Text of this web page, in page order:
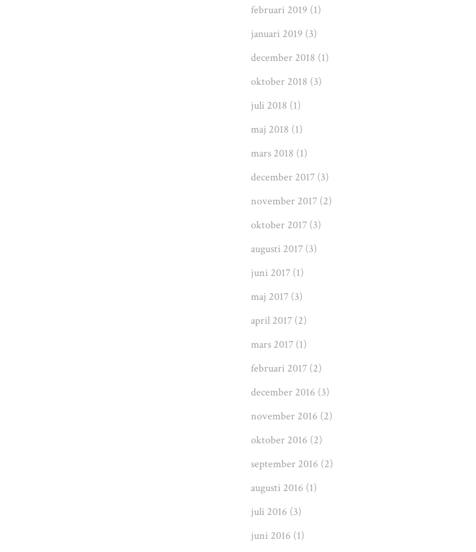
februari 2019 (1)
januari 2019 (3)
december 2018 (1)
oktober 2018 (3)
juli 2018 (1)
maj 2018 (1)
mars 2018 (1)
december 2017 (3)
november 2017 (2)
oktober 2017 (3)
augusti 2017 (3)
juni 2017 (1)
maj 2017 (3)
april 2017 (2)
mars 2017 (1)
februari 2017 (2)
december 2016 (3)
november 2016 (2)
oktober 2016 (2)
september 2016 (2)
augusti 2016 (1)
juli 2016 (3)
juni 2016 (1)